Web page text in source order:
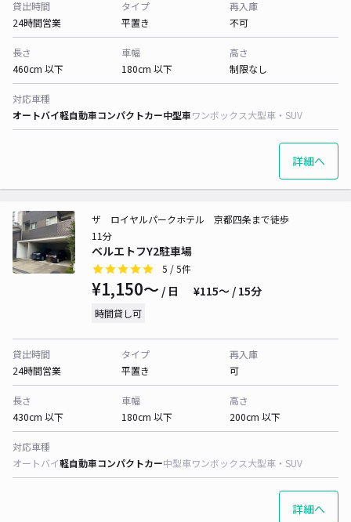
貸出時間
24時間営業
タイプ
平置き
再入庫
不可
長さ
460cm 以下
車幅
180cm 以下
高さ
制限なし
対応車種
オートバイ軽自動車コンパクトカー中型車ワンボックス大型車・SUV
詳細へ
ベルエトフY2駐車場
ザ ロイヤルパークホテル 京都四条まで徒歩
11分
5 / 5件
¥1,150〜 / 日 ¥115〜 / 15分
時間貸し可
貸出時間
24時間営業
タイプ
平置き
再入庫
可
長さ
430cm 以下
車幅
180cm 以下
高さ
200cm 以下
対応車種
オートバイ軽自動車コンパクトカー中型車ワンボックス大型車・SUV
詳細へ